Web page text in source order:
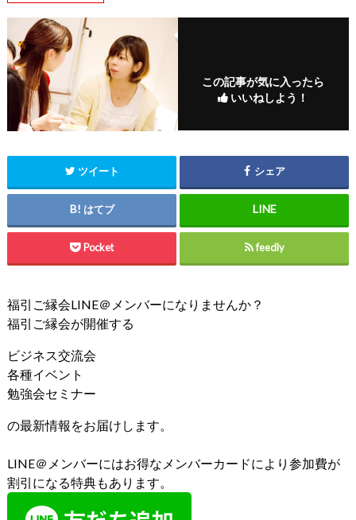
この記事が気に入ったら
いいねしよう！
ツイート シェア
はてブ
Pocket feedly
福引ご縁会LINE＠メンバーになりませんか？
福引ご縁会が開催する
ビジネス交流会
各種イベント
勉強会セミナー
の最新情報をお届けします。
LINE＠メンバーにはお得なメンバーカードにより参加費が
割引になる特典もあります。